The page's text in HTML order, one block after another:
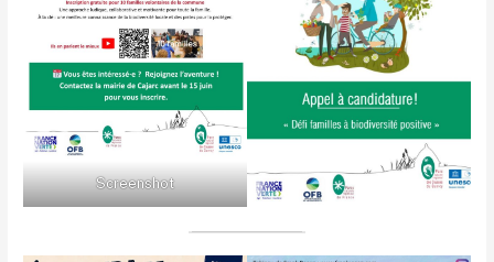
Screenshot